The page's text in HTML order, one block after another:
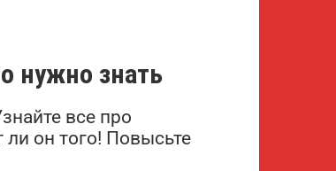
нужно знать
все про
он того! Повысьте